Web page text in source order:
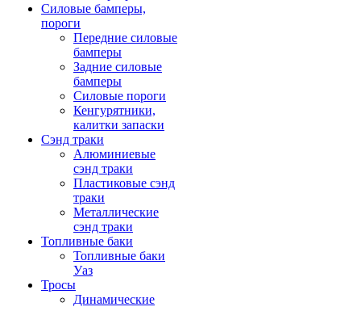
Силовые бамперы,
пороги
Передние силовые
бамперы
Задние силовые
бамперы
Силовые пороги
Кенгурятники,
калитки запаски
Сэнд траки
Алюминиевые
сэнд траки
Пластиковые сэнд
траки
Металлические
сэнд траки
Топливные баки
Топливные баки
Уаз
Тросы
Динамические